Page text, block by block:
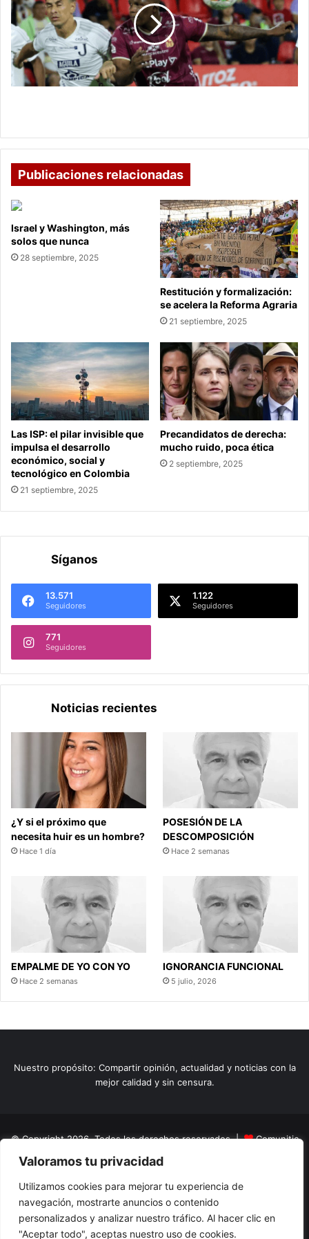
Valoramos tu privacidad
Utilizamos cookies para mejorar tu experiencia de
navegación, mostrarte anuncios o contenido
personalizados y analizar nuestro tráfico. Al hacer clic en
"Aceptar todo", aceptas nuestro uso de cookies.
Junior
y
da
un
paso
firme
Publicaciones relacionadas
Israel y Washington, más
solos que nunca
28 septiembre, 2025
Restitución y formalización:
se acelera la Reforma Agraria
21 septiembre, 2025
Las ISP: el pilar invisible que
impulsa el desarrollo
económico, social y
tecnológico en Colombia
21 septiembre, 2025
Precandidatos de derecha:
mucho ruido, poca ética
2 septiembre, 2025
Síganos
13.571
Seguidores
1.122
Seguidores
771
Seguidores
Noticias recientes
¿Y si el próximo que
necesita huir es un hombre?
Hace 1 día
POSESIÓN DE LA
DESCOMPOSICIÓN
Hace 2 semanas
EMPALME DE YO CON YO
Hace 2 semanas
IGNORANCIA FUNCIONAL
5 julio, 2026
Nuestro propósito: Compartir opinión, actualidad y noticias con la
mejor calidad y sin censura.
© Copyright 2026, Todos los derechos reservados |
Comunitic
SAS BICNit 901228106
Home
Actualidad Variedades Opinion Turismo
El Tinteadero
Caricaturas Reportajes